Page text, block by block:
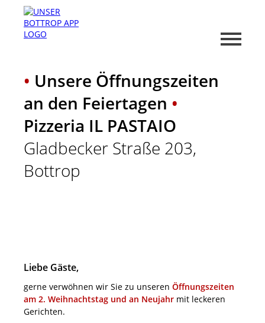
• Unsere Öffnungszeiten
an den Feiertagen •
Pizzeria IL PASTAIO
Gladbecker Straße 203,
Bottrop
Liebe Gäste,
gerne verwöhnen wir Sie zu unseren Öffnungszeiten
am 2. Weihnachtstag und an Neujahr mit leckeren
Gerichten.